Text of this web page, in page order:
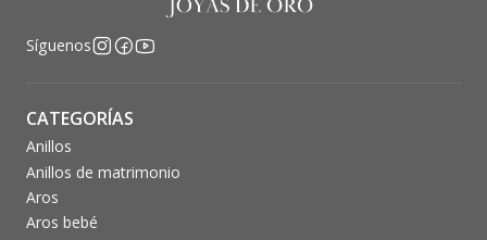
Síguenos
CATEGORÍAS
Anillos
Anillos de matrimonio
Aros
Aros bebé